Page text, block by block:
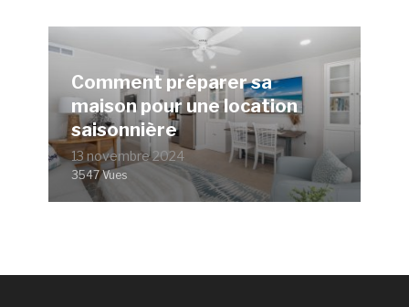
Comment préparer sa
maison pour une location
saisonnière
13 novembre 2024
3547 Vues